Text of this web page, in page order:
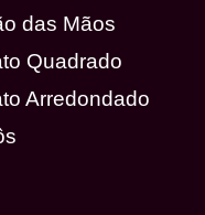
das Mãos
Quadrado
Arredondado